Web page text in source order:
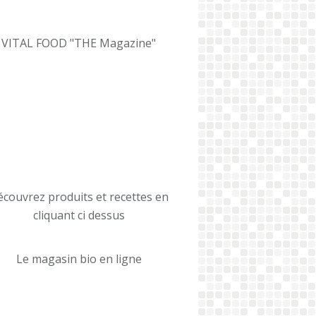
VITAL FOOD "THE Magazine"
produits et recettes en
cliquant ci dessus
Le magasin bio en ligne